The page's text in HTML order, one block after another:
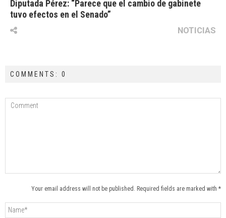
Diputada Pérez: “Parece que el cambio de gabinete
tuvo efectos en el Senado”
NOTICIAS
COMMENTS: 0
Your email address will not be published. Required fields are marked with *